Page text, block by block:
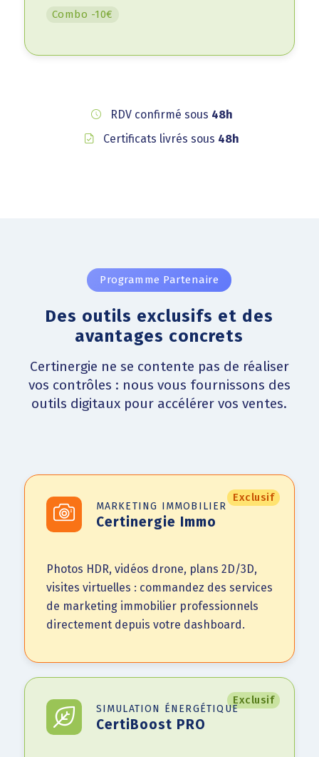
Combo -10€
RDV confirmé sous 48h
Certificats livrés sous 48h
Programme Partenaire
Des outils exclusifs et des
avantages concrets
Certinergie ne se contente pas de réaliser
vos contrôles : nous vous fournissons des
outils digitaux pour accélérer vos ventes.
Exclusif
MARKETING IMMOBILIER
Certinergie Immo
Photos HDR, vidéos drone, plans 2D/3D,
visites virtuelles : commandez des services
de marketing immobilier professionnels
directement depuis votre dashboard.
Exclusif
SIMULATION ÉNERGÉTIQUE
CertiBoost PRO